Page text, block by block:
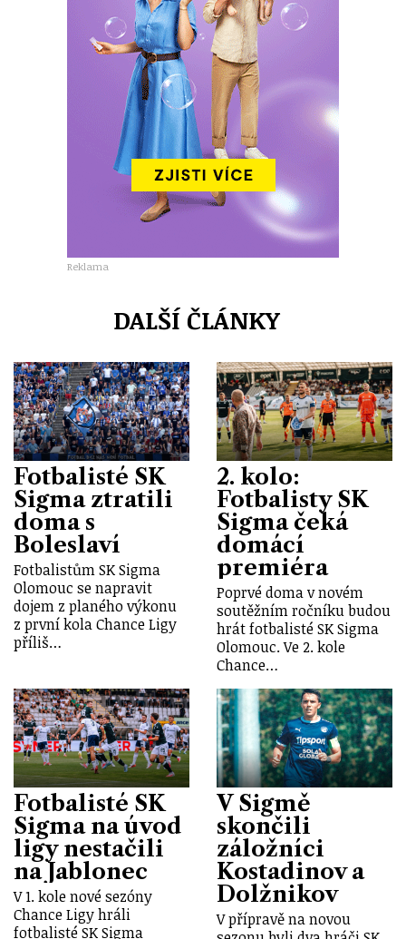
Reklama
DALŠÍ ČLÁNKY
Fotbalisté SK
Sigma ztratili
doma s
Boleslaví
Fotbalistům SK Sigma
Olomouc se napravit
dojem z planého výkonu
z první kola Chance Ligy
příliš…
2. kolo:
Fotbalisty SK
Sigma čeká
domácí
premiéra
Poprvé doma v novém
soutěžním ročníku budou
hrát fotbalisté SK Sigma
Olomouc. Ve 2. kole
Chance…
Fotbalisté SK
Sigma na úvod
ligy nestačili
na Jablonec
V 1. kole nové sezóny
Chance Ligy hráli
fotbalisté SK Sigma
V Sigmě
skončili
záložníci
Kostadinov a
Dolžnikov
V přípravě na novou